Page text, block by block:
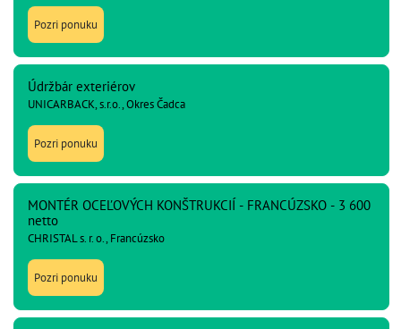
Pozri ponuku
Údržbár exteriérov
UNICARBACK, s.r.o., Okres Čadca
Pozri ponuku
MONTÉR OCEĽOVÝCH KONŠTRUKCIÍ - FRANCÚZSKO - 3 600
netto
CHRISTAL s. r. o., Francúzsko
Pozri ponuku